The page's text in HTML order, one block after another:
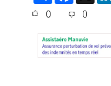
e
o
o
k
0 0